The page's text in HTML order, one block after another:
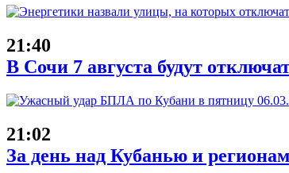
21:40
В Сочи 7 августа будут
21:02
За день над Кубанью и